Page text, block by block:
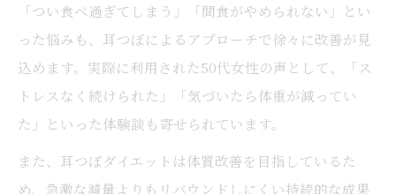
「つい食べ過ぎてしまう」「間食がやめられない」とい
った悩みも、耳つぼによるアプローチで徐々に改善が見
込めます。実際に利用された50代女性の声として、「ス
トレスなく続けられた」「気づいたら体重が減ってい
た」といった体験談も寄せられています。
また、耳つぼダイエットは体質改善を目指しているた
め、急激な減量よりもリバウンドしにくい持続的な成果